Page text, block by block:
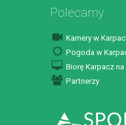
Polecamy
Kamery w
Pogoda w
Biorę Karpacz
Partnerzy